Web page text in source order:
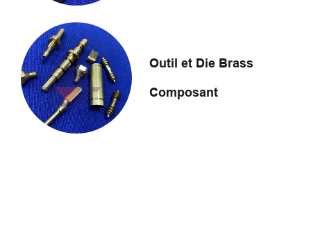
Outil et Die Brass
Composant